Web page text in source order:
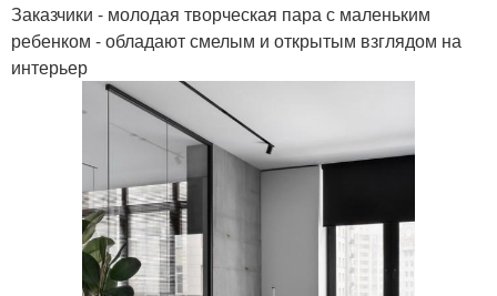
Заказчики - молодая творческая пара с маленьким
ребенком - обладают смелым и открытым взглядом на
интерьер